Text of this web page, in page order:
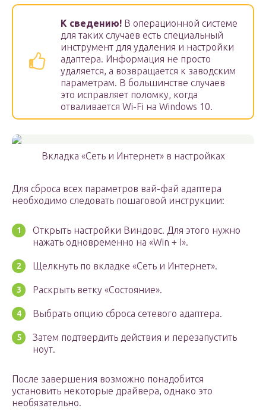
К сведению! В операционной системе
для таких случаев есть специальный
инструмент для удаления и настройки
адаптера. Информация не просто
удаляется, а возвращается к заводским
параметрам. В большинстве случаев
это исправляет поломку, когда
отваливается Wi-Fi на Windows 10.
Вкладка «Сеть и Интернет» в настройках
Для сброса всех параметров вай-фай адаптера
необходимо следовать пошаговой инструкции:
Открыть настройки Виндовс. Для этого нужно
нажать одновременно на «Win + I».
Щелкнуть по вкладке «Сеть и Интернет».
Раскрыть ветку «Состояние».
Выбрать опцию сброса сетевого адаптера.
Затем подтвердить действия и перезапустить
ноут.
После завершения возможно понадобится
установить некоторые драйвера, однако это
необязательно.